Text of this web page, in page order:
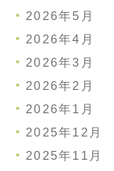
2026年5月
2026年4月
2026年3月
2026年2月
2026年1月
2025年12月
2025年11月